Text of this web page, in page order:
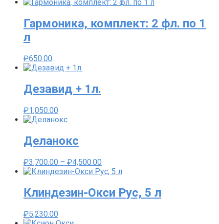
цен:
–
₽12,250.00
Гармоника, комплект: 2 фл. по 1
л
₽650.00
Дезавид + 1л.
₽1,050.00
Деланокс
₽3,700.00 – ₽4,500.00
цен:
–
₽4,500.00
Клиндезин-Окси Рус, 5 л
₽5,230.00